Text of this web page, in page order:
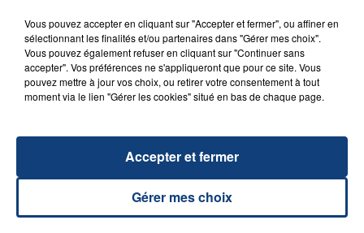
20 juillet 2026
UNE ADOLESCENTE DEVANT SE FAIRE
reconnu sa responsabilité et présenté ses
excuses.
TITRES DIFFUSÉS
Vous pouvez accepter en cliquant sur "Accepter et fermer", ou affiner en
sélectionnant les finalités et/ou partenaires dans "Gérer mes choix".
Vous pouvez également refuser en cliquant sur "Continuer sans
accepter". Vos préférences ne s'appliqueront que pour ce site. Vous
pouvez mettre à jour vos choix, ou retirer votre consentement à tout
moment via le lien "Gérer les cookies" situé en bas de chaque page.
Gérer mes choix
Accepter et fermer